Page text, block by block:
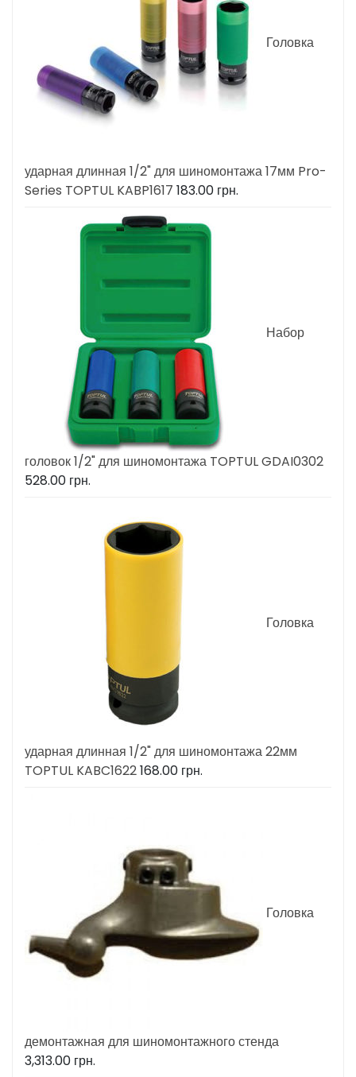
Головка
ударная длинная 1/2" для шиномонтажа 17мм Pro-
Series TOPTUL KABP1617 183.00 грн.
Набор
головок 1/2" для шиномонтажа TOPTUL GDAI0302
528.00 грн.
Головка
ударная длинная 1/2" для шиномонтажа 22мм
TOPTUL KABC1622168.00 грн.
Головка
демонтажная для шиномонтажного стенда
3,313.00 грн.